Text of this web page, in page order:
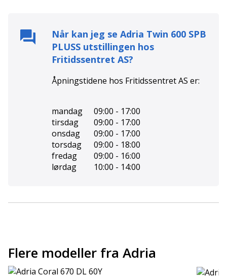
Når kan jeg se Adria Twin 600 SPB
PLUSS utstillingen hos
Fritidssentret AS?
Åpningstidene hos Fritidssentret AS er:
mandag
09:00 - 17:00
tirsdag
09:00 - 17:00
onsdag
09:00 - 17:00
torsdag
09:00 - 18:00
fredag
09:00 - 16:00
lørdag
10:00 - 14:00
Flere modeller fra Adria